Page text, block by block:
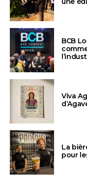
BCB
Viva
La
pour